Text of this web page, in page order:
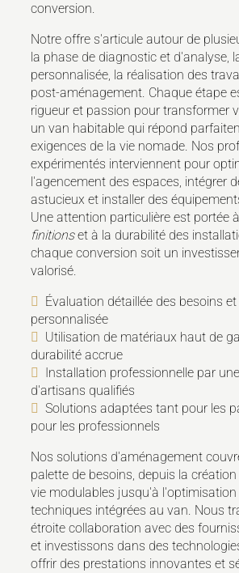
conversion.
Notre offre s'articule autour de
la phase de diagnostic et d'analyse,
personnalisée, la réalisation des
post-aménagement. Chaque étape
rigueur et passion pour transformer
un van habitable qui répond
exigences de la vie nomade. Nos
expérimentés interviennent pour
l'agencement des espaces, intégrer
astucieux et installer des
Une attention particulière est portée
finitionset à la durabilité des
chaque conversion soit un
valorisé.
Évaluation détaillée des besoins
personnalisée
Utilisation de matériaux haut de
durabilité accrue
Installation professionnelle par
d'artisans qualifiés
Solutions adaptées tant pour les
pour les professionnels
Nos solutions d'aménagement
palette de besoins, depuis la
vie modulables jusqu'à l'optimisation
techniques intégrées au van. Nous
étroite collaboration avec des
et investissons dans des
offrir des prestations innovantes et